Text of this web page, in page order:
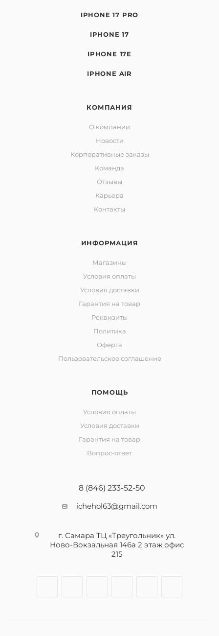
IPHONE 17 PRO
IPHONE 17
IPHONE 17E
IPHONE AIR
КОМПАНИЯ
О компании
Новости
Корпоративные заказы
Команда
Отзывы
Карьера
Контакты
ИНФОРМАЦИЯ
Магазины
Условия оплаты
Условия доставки
Гарантия на товар
Реквизиты
Политика
Оферта
Пользовательское соглашение
ПОМОЩЬ
Условия оплаты
Условия доставки
Гарантия на товар
Вопрос-ответ
8 (846) 233-52-50
ichehol63@gmail.com
г. Самара ТЦ «Треугольник» ул.
Ново-Вокзальная 146а 2 этаж офис
215